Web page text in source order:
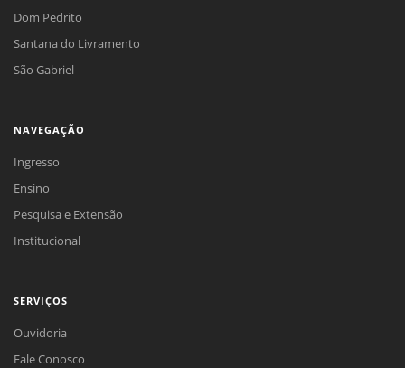
Dom Pedrito
Santana do Livramento
São Gabriel
NAVEGAÇÃO
Ingresso
Ensino
Pesquisa e Extensão
Institucional
SERVIÇOS
Ouvidoria
Fale Conosco